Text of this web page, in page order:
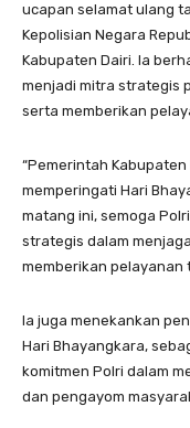
ucapan selamat ulang
Kepolisian Negara
Kabupaten Dairi. Ia
menjadi mitra strategis
serta memberikan
“Pemerintah
memperingati Hari
matang ini, semoga
strategis dalam
memberikan pelayanan
Ia juga menekankan
Hari Bhayangkara,
komitmen Polri dalam
dan pengayom